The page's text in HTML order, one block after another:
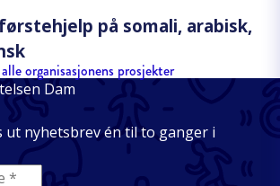
på somali, arabisk,
organisasjonens prosjekter
Dam
ut nyhetsbrev én til to ganger i